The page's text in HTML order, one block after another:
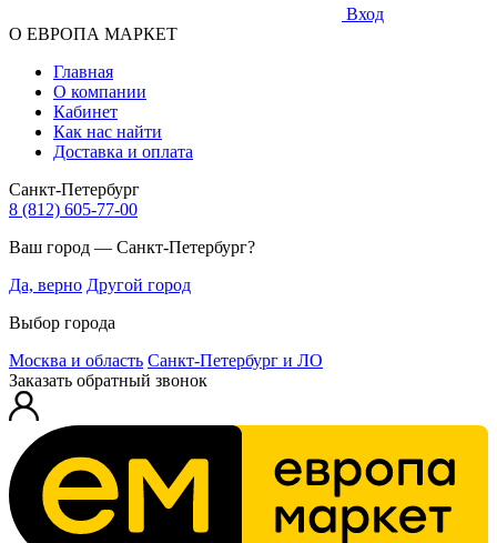
Вход
О ЕВРОПА МАРКЕТ
Главная
О компании
Кабинет
Как нас найти
Доставка и оплата
Санкт-Петербург
8 (812) 605-77-00
Ваш город — Санкт-Петербург?
Да, верно Другой город
Выбор города
Москва и область Санкт-Петербург и ЛО
Заказать обратный звонок